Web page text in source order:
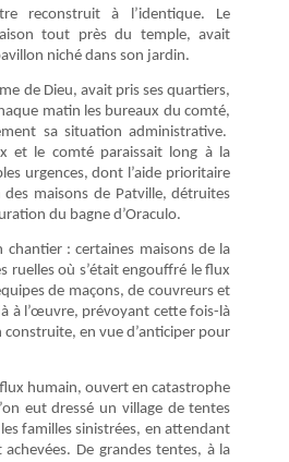
reconstruit à l’identique. Le
tout près du temple, avait
niché dans son jardin.
de Dieu, avait pris ses quartiers,
matin les bureaux du comté,
sa situation administrative.
et le comté paraissait long à la
urgences, dont l’aide prioritaire
maisons de Patville, détruites
du bagne d’Oraculo.
chantier : certaines maisons de la
ruelles où s’était engouffré le flux
de maçons, de couvreurs et
à l’œuvre, prévoyant cette fois-là
en vue d’anticiper pour
humain, ouvert en catastrophe
eut dressé un village de tentes
familles sinistrées, en attendant
De grandes tentes, à la